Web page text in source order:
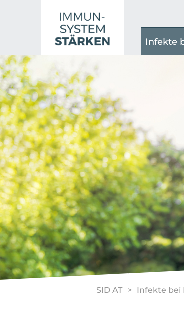
Infekte
SID AT Infekte bei